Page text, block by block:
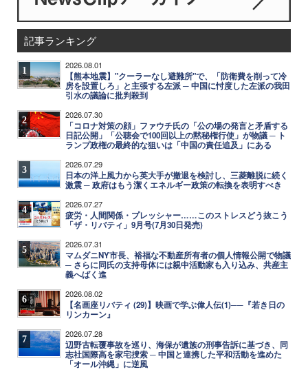
記事ランキング
1 2026.08.01
【熊本地震】"クーラーなし避難所"で、「防衛費を削って冷
房を設置しろ」と主張する左派 ─ 中国に忖度した左派の我田
引水の議論に批判殺到
2 2026.07.30
「コロナ対策の顔」ファウチ氏の「公の場の発言と矛盾する
日記公開」「公聴会で100回以上の黙秘権行使」が物議 ─ ト
ランプ政権の最終的な狙いは「中国の責任追及」にある
3 2026.07.29
日本の洋上風力から英大手が撤退を検討し、三菱離脱に続く
激震 ─ 政府はもう潔くエネルギー政策の転換を表明すべき
4 2026.07.27
疲労・人間関係・プレッシャー……このストレスどう抜こう
「ザ・リバティ」9月号(7月30日発売)
5 2026.07.31
マムダニNY市長、裕福な不動産所有者の個人情報公開で物議
─ さらに同氏の支持母体には親中活動家も入り込み、共産主
義へばく進
6 2026.08.02
【名画座リバティ (29)】映画で学ぶ偉人伝(1)──『若き日の
リンカーン』
7 2026.07.28
辺野古転覆事故を巡り、海保が遺族の刑事告訴に基づき、同
志社国際高を家宅捜索 ─ 中国と連携した平和活動を進めた
「オール沖縄」に逆風